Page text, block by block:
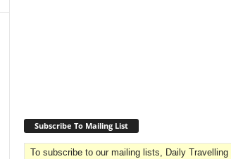
Subscribe To Mailing List
To subscribe to our mailing lists, Daily Travelling